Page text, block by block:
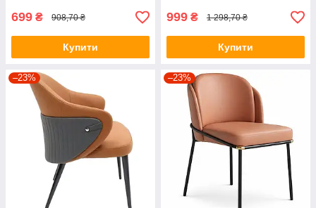
699 ₴ 908,70 ₴
Купити
999 ₴ 1 298,70 ₴
Купити
–23% –23%